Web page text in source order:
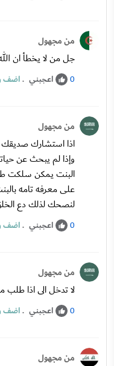
من مجهول
جل من لا يخطأ ان
0 اعجبني .اضف
من مجهول
اذا استشارك صديقك
وإذا لم يبحث عن
البنت يمكن سلكت
على معرفه تامه
لنصحك لذلك دع
0 اعجبني .اضف
من مجهول
لا تدخل الى اذا
0 اعجبني .اضف
من مجهول